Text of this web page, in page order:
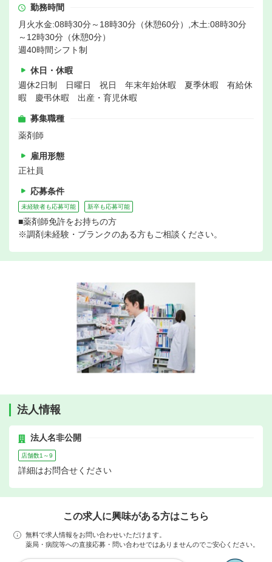
勤務時間
月火水金:08時30分～18時30分（休憩60分）,木土:08時30分
～12時30分（休憩0分）
週40時間シフト制
休日・休暇
週休2日制 日曜日 祝日 年末年始休暇 夏季休暇 有給休
暇 慶弔休暇 出産・育児休暇
募集職種
薬剤師
雇用形態
正社員
応募条件
未経験者も応募可能 新卒も応募可能
■薬剤師免許をお持ちの方
※調剤未経験・ブランクのある方もご相談ください。
法人情報
法人名非公開
店舗数1～9
詳細はお問合せください
この求人に興味がある方はこちら
無料で求人情報をお問い合わせいただけます。
薬局・病院等への直接応募・問い合わせではありませんのでご安心ください。